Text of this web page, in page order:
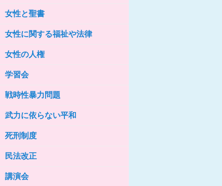
女性と聖書
女性に関する福祉や法律
女性の人権
学習会
戦時性暴力問題
武力に依らない平和
死刑制度
民法改正
講演会